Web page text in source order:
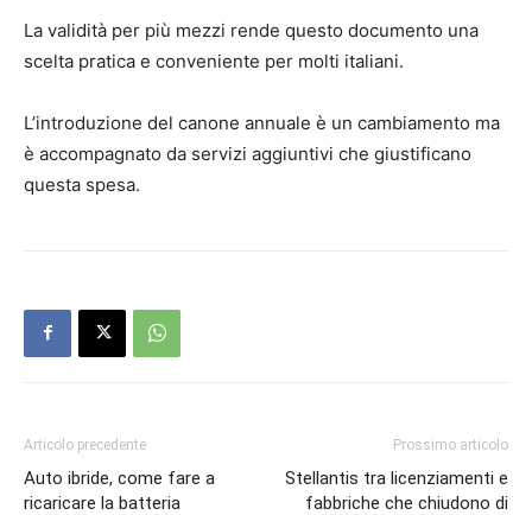
La validità per più mezzi rende questo documento una
scelta pratica e conveniente per molti italiani.
L’introduzione del canone annuale è un cambiamento ma
è accompagnato da servizi aggiuntivi che giustificano
questa spesa.
Articolo precedente
Auto ibride, come fare a
ricaricare la batteria
Prossimo articolo
Stellantis tra licenziamenti e
fabbriche che chiudono di